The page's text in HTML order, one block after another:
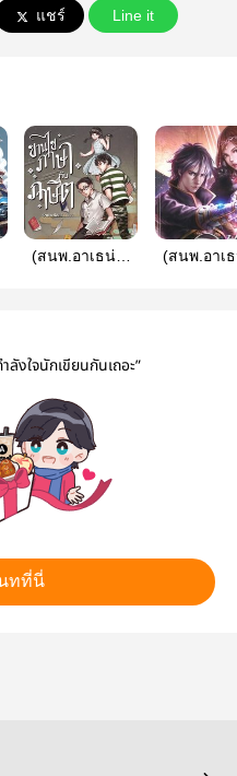
แชร์ Line it
(สนพ.อาเธน่า)
(สนพ.อาเ
ลังใจนักเขียนกันเถอะ”
ทที่นี่